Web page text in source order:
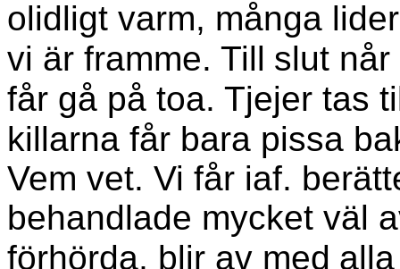
olidligt varm, många
vi är framme. Till slut
får gå på toa. Tjejer tas
killarna får bara pissa
Vem vet. Vi får iaf.
behandlade mycket väl
förhörda, blir av med